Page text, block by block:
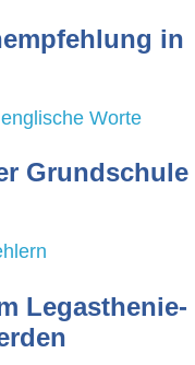
in
Grundschule
Legasthenie-